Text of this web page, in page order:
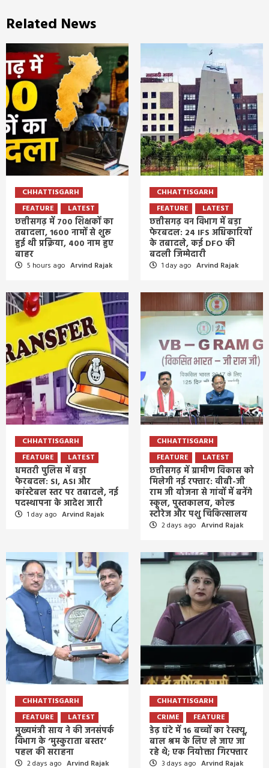
Related News
CHHATTISGARH
FEATURE
LATEST
छत्तीसगढ़ में 700 शिक्षकों का
तबादला, 1600 नामों से शुरू
हुई थी प्रक्रिया, 400 नाम हुए
बाहर
5 hours ago Arvind Rajak
CHHATTISGARH
FEATURE
LATEST
छत्तीसगढ़ वन विभाग में बड़ा
फेरबदल: 24 IFS अधिकारियों
के तबादले, कई DFO की
बदली जिम्मेदारी
1 day ago Arvind Rajak
CHHATTISGARH
FEATURE
LATEST
धमतरी पुलिस में बड़ा
फेरबदल: SI, ASI और
कांस्टेबल स्तर पर तबादले, नई
पदस्थापना के आदेश जारी
1 day ago Arvind Rajak
CHHATTISGARH
FEATURE
LATEST
छत्तीसगढ़ में ग्रामीण विकास को
मिलेगी नई रफ्तार: वीबी-जी
राम जी योजना से गांवों में बनेंगे
स्कूल, पुस्तकालय, कोल्ड
स्टोरेज और पशु चिकित्सालय
2 days ago Arvind Rajak
CHHATTISGARH
FEATURE
LATEST
मुख्यमंत्री साय ने की जनसंपर्क
विभाग के ‘मुस्कुराता बस्तर’
पहल की सराहना
2 days ago Arvind Rajak
CHHATTISGARH
CRIME
FEATURE
डेढ़ घंटे में 16 बच्चों का रेस्क्यू,
बाल श्रम के लिए ले जाए जा
रहे थे; एक नियोक्ता गिरफ्तार
3 days ago Arvind Rajak